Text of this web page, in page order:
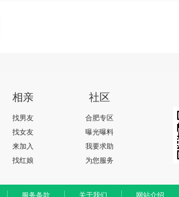
相亲
找男友
找女友
来加入
找红娘
社区
合肥专区
曝光曝料
我要求助
为您服务
服务条款 关于我们 网站介绍